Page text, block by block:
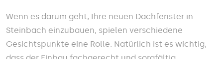
Wenn es darum geht, Ihre neuen Dachfenster in
Steinbach einzubauen, spielen verschiedene
Gesichtspunkte eine Rolle. Natürlich ist es wichtig,